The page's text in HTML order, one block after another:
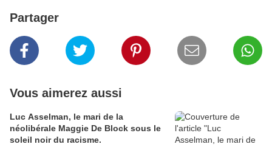
Partager
Vous aimerez aussi
Luc Asselman, le mari de la
néolibérale Maggie De Block sous le
soleil noir du racisme.